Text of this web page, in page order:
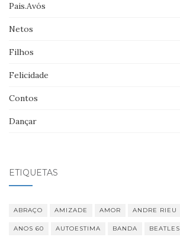
Pais.Avós
Netos
Filhos
Felicidade
Contos
Dançar
ETIQUETAS
ABRAÇO AMIZADE AMOR ANDRE RIEU
ANOS 60 AUTOESTIMA BANDA BEATLES